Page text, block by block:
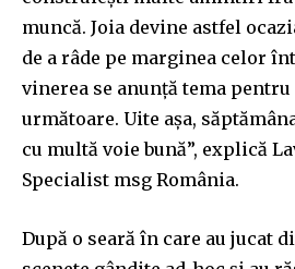
muncă. Joia devine astfel
de a râde pe marginea celor
vinerea se anunţă tema
următoare. Uite aşa,
cu multă voie bună”, explică
Specialist msg România.
După o seară în care au jucat